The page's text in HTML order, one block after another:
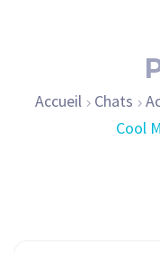
Accueil Chats
Cool